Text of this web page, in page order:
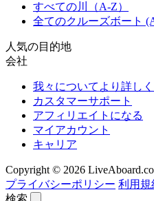
すべての川（A-Z）
全てのクルーズボート
人気の目的地
会社
我々についてより詳し
カスタマーサポート
アフィリエイトになる
マイアカウント
キャリア
Copyright © 2026
プライバシーポリシー 利用規